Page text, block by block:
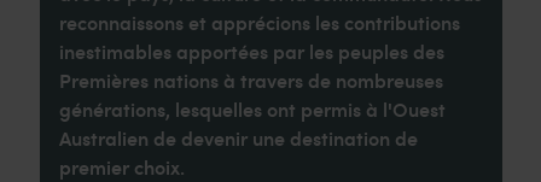
reconnaissons et apprécions les contributions
inestimables apportées par les peuples des
Premières nations à travers de nombreuses
générations, lesquelles ont permis à l'Ouest
Australien de devenir une destination de
premier choix.